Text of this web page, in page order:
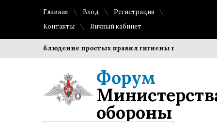
Главная Вход
Регистрация
Контакты
Личный кабинет
Соблюдение простых правил гигиены помогает
Форум
обороны